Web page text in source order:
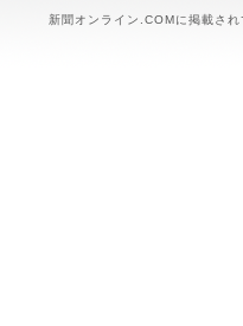
新聞オンライン.COMに掲載さ